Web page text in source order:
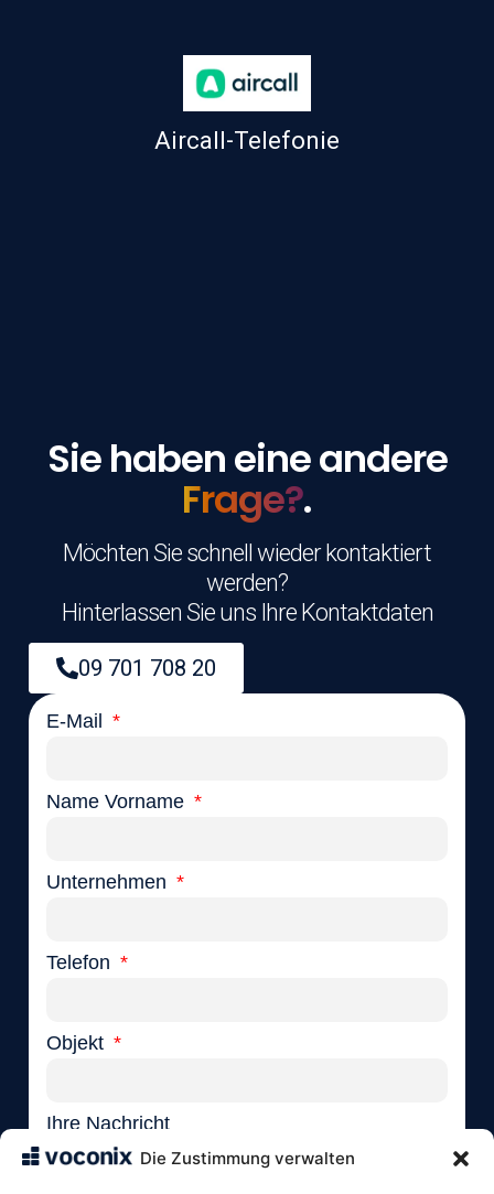
Die Zustimmung verwalten
Aircall-Telefonie
Sie haben eine andere
Frage?.
Möchten Sie schnell wieder kontaktiert
werden?
Hinterlassen Sie uns Ihre Kontaktdaten
09 701 708 20
E-Mail
Name Vorname
Unternehmen
Telefon
Objekt
Ihre Nachricht